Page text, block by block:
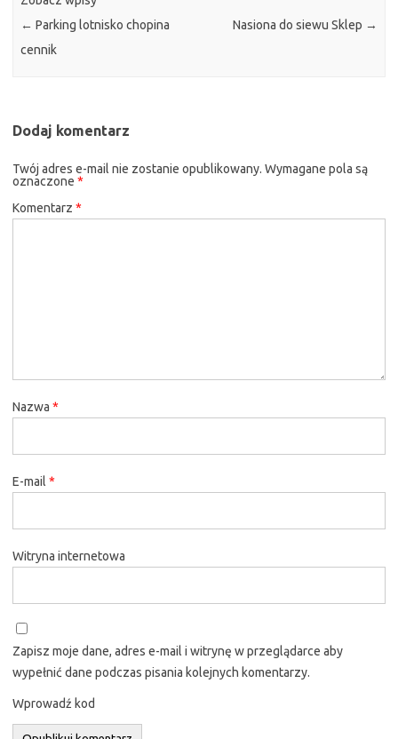
← Parking lotnisko chopina
cennik
Nasiona do siewu Sklep →
Dodaj komentarz
Twój adres e-mail nie zostanie opublikowany. Wymagane pola są
oznaczone *
Komentarz *
Nazwa *
E-mail *
Witryna internetowa
Zapisz moje dane, adres e-mail i witrynę w przeglądarce aby
wypełnić dane podczas pisania kolejnych komentarzy.
Wprowadź kod